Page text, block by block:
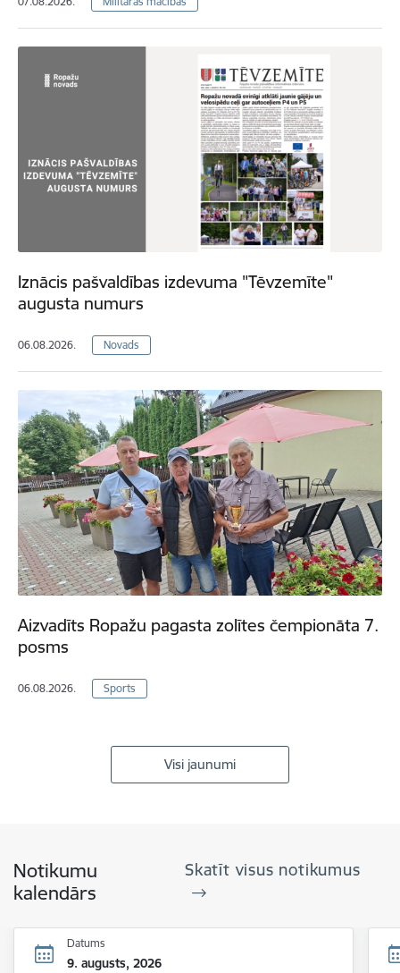
Iznācis pašvaldības izdevuma "Tēvzemīte"
augusta numurs
06.08.2026. Novads
Aizvadīts Ropažu pagasta zolītes čempionāta 7.
posms
06.08.2026. Sports
Visi jaunumi
Notikumu
kalendārs
Skatīt visus notikumus
Datums
9. augusts, 2026